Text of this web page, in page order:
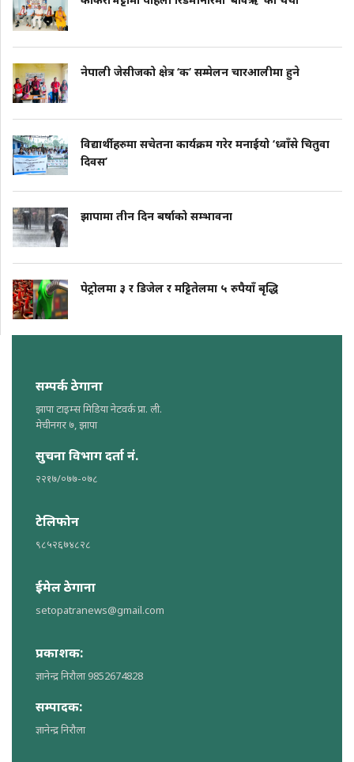
नेपाली जेसीजको क्षेत्र ‘क’ सम्मेलन चारआलीमा हुने
विद्यार्थीहरुमा सचेतना कार्यक्रम गरेर मनाईयो ‘ध्वाँसे चितुवा
दिवस’
झापामा तीन दिन बर्षाको सम्भावना
पेट्रोलमा ३ र डिजेल र मट्टितेलमा ५ रुपैयाँ बृद्धि
सम्पर्क ठेगाना
झापा टाइम्स मिडिया नेटवर्क प्रा. ली.
मेचीनगर ७, झापा
सुचना विभाग दर्ता नं.
२२१७/०७७-०७८
टेलिफोन
९८५२६७४८२८
ईमेल ठेगाना
setopatranews@gmail.com
प्रकाशक:
ज्ञानेन्द्र निरौला 9852674828
सम्पादक:
ज्ञानेन्द्र निरौला